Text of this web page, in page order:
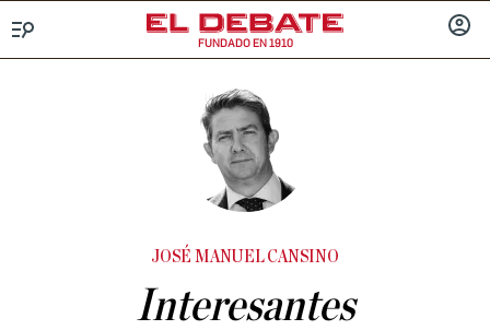
FUNDADO EN 1910
JOSÉ MANUEL CANSINO
Interesantes